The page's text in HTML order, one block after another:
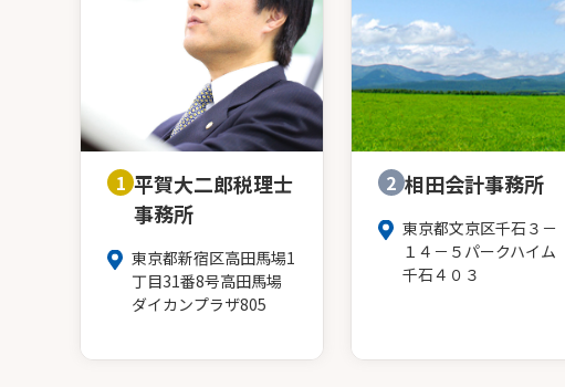
1 平賀大二郎税理士
事務所
東京都新宿区高田馬場1
丁目31番8号高田馬場
ダイカンプラザ805
2 相田会計事務所
東京都文京区千石３－
１４－５パークハイム
千石４０３